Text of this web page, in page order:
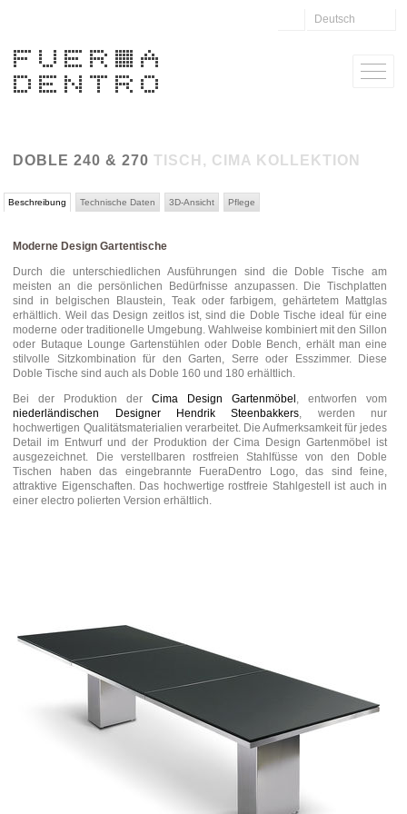
DOBLE 240 & 270 TISCH, CIMA KOLLEKTION
Beschreibung Technische Daten 3D-Ansicht Pflege
Moderne Design Gartentische
Durch die unterschiedlichen Ausführungen sind die Doble Tische am
meisten an die persönlichen Bedürfnisse anzupassen. Die Tischplatten
sind in belgischen Blaustein, Teak oder farbigem, gehärtetem Mattglas
erhältlich. Weil das Design zeitlos ist, sind die Doble Tische ideal für eine
moderne oder traditionelle Umgebung. Wahlweise kombiniert mit den Sillon
oder Butaque Lounge Gartenstühlen oder Doble Bench, erhält man eine
stilvolle Sitzkombination für den Garten, Serre oder Esszimmer. Diese
Doble Tische sind auch als Doble 160 und 180 erhältlich.
Bei der Produktion derCima Design Gartenmöbel , entworfen vom
niederländischen Designer Hendrik Steenbakkers, werden nur
hochwertigen Qualitätsmaterialien verarbeitet. Die Aufmerksamkeit für jedes
Detail im Entwurf und der Produktion der Cima Design Gartenmöbel ist
ausgezeichnet. Die verstellbaren rostfreien Stahlfüsse von den Doble
Tischen haben das eingebrannte FueraDentro Logo, das sind feine,
attraktive Eigenschaften. Das hochwertige rostfreie Stahlgestell ist auch in
einer electro polierten Version erhältlich.
Deutsch